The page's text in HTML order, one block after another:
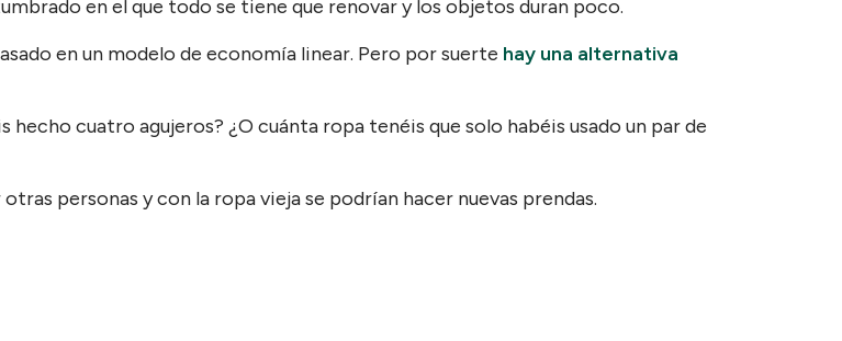
en el que todo se tiene que renovar y los objetos duran poco.
en un modelo de economía linear. Pero por suerte hay una alternativa
cuatro agujeros? ¿O cuánta ropa tenéis que solo habéis usado un par de
personas y con la ropa vieja se podrían hacer nuevas prendas.